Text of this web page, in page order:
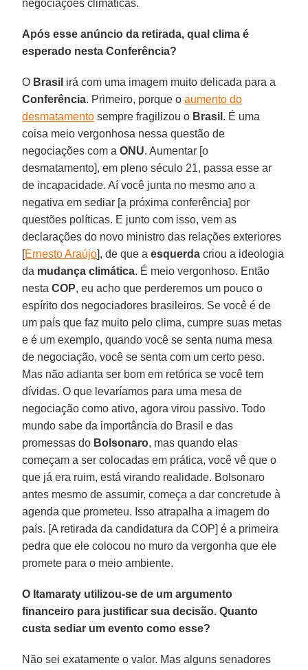
negociações climáticas.
Após esse anúncio da retirada, qual clima é
esperado nesta Conferência?
O Brasil irá com uma imagem muito delicada para a
Conferência. Primeiro, porque oaumento do
desmatamento sempre fragilizou o Brasil . É uma
coisa meio vergonhosa nessa questão de
negociações com aONU. Aumentar [o
desmatamento], em pleno século 21, passa esse ar
de incapacidade. Aí você junta no mesmo ano a
negativa em sediar [a próxima conferência] por
questões políticas. E junto com isso, vem as
declarações do novo ministro das relações exteriores
[Ernesto Araújo], de que aesquerda criou a ideologia
da mudança climática. É meio vergonhoso. Então
nestaCOP, eu acho que perderemos um pouco o
espírito dos negociadores brasileiros. Se você é de
um país que faz muito pelo clima, cumpre suas metas
e é um exemplo, quando você se senta numa mesa
de negociação, você se senta com um certo peso.
Mas não adianta ser bom em retórica se você tem
dívidas. O que levaríamos para uma mesa de
negociação como ativo, agora virou passivo. Todo
mundo sabe da importância do Brasil e das
promessas do Bolsonaro, mas quando elas
começam a ser colocadas em prática, você vê que o
que já era ruim, está virando realidade. Bolsonaro
antes mesmo de assumir, começa a dar concretude à
agenda que prometeu. Isso atrapalha a imagem do
país. [A retirada da candidatura da COP] é a primeira
pedra que ele colocou no muro da vergonha que ele
promete para o meio ambiente.
O Itamaraty utilizou-se de um argumento
financeiro para justificar sua decisão. Quanto
custa sediar um evento como esse?
Não sei exatamente o valor. Mas alguns senadores